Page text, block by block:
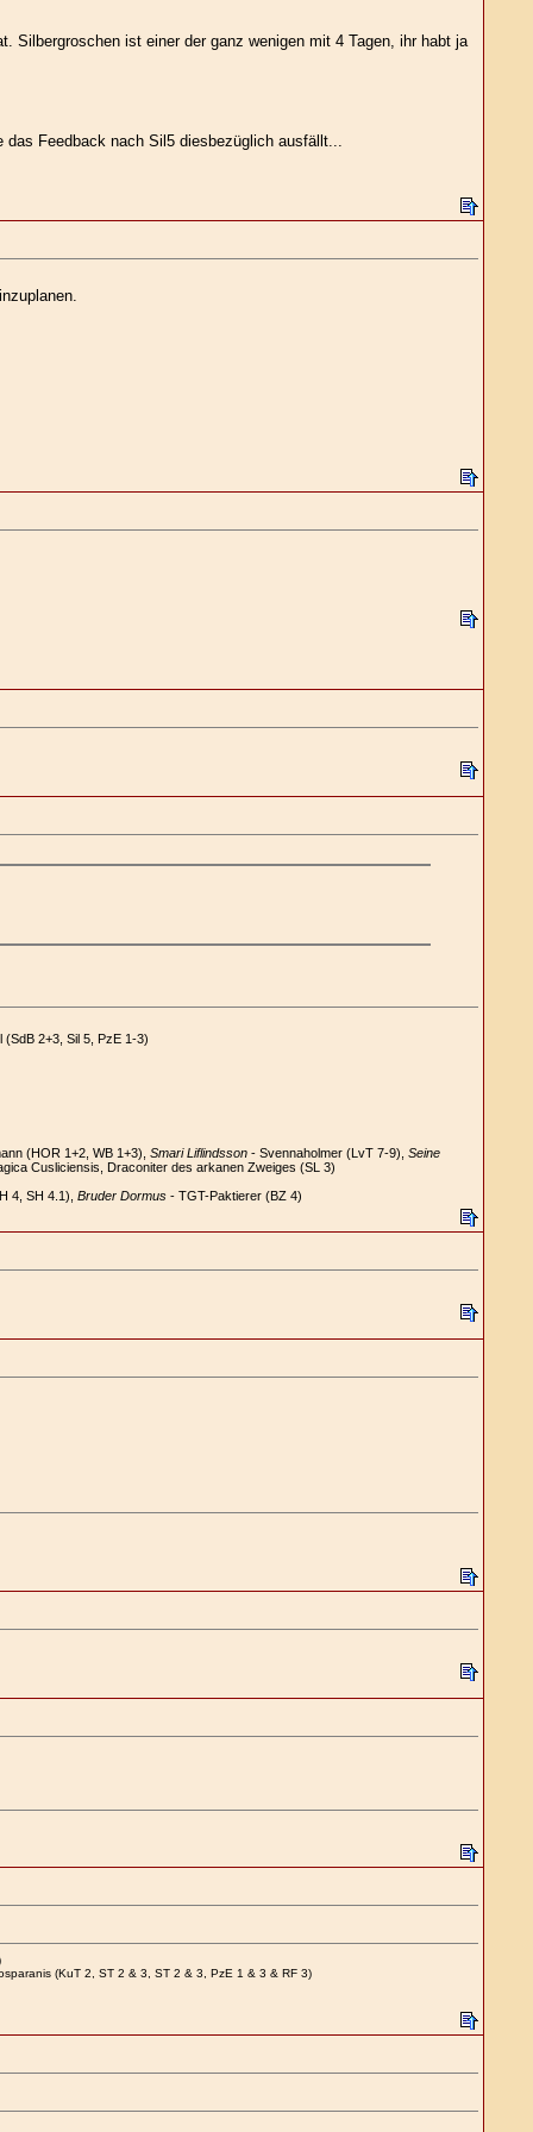
ist einer der ganz wenigen mit 4 Tagen, ihr habt ja
Feedback nach Sil5 diesbezüglich ausfällt...
2+3, Sil 5, PzE 1-3)
(HOR 1+2, WB 1+3), Smari Liflindsson- Svennaholmer (LvT 7-9), Seine
Cusliciensis, Draconiter des arkanen Zweiges (SL 3)
4, SH 4.1), Bruder Dormus- TGT-Paktierer (BZ 4)
(KuT 2, ST 2 & 3, ST 2 & 3, PzE 1 & 3 & RF 3)